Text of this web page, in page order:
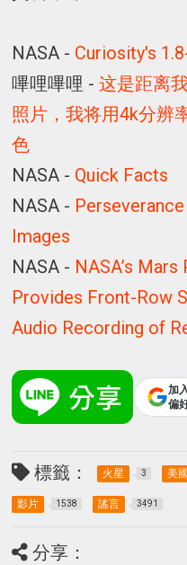
NASA - Curiosity's
嗶哩嗶哩 -这是距离
照片，我将用4k分辨
色
NASA - Quick Facts
NASA -
Images
NASA - NASA’s
Provides Front-Row
Audio Recording of
加
偏
標籤： 火星 3 美國
影片 1538 謠言 3491
分享：